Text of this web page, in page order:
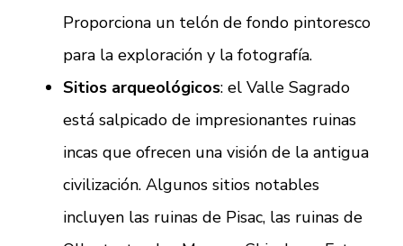
Proporciona un telón de fondo pintoresco
para la exploración y la fotografía.
Sitios arqueológicos: el Valle Sagrado
está salpicado de impresionantes ruinas
incas que ofrecen una visión de la antigua
civilización. Algunos sitios notables
incluyen las ruinas de Pisac, las ruinas de